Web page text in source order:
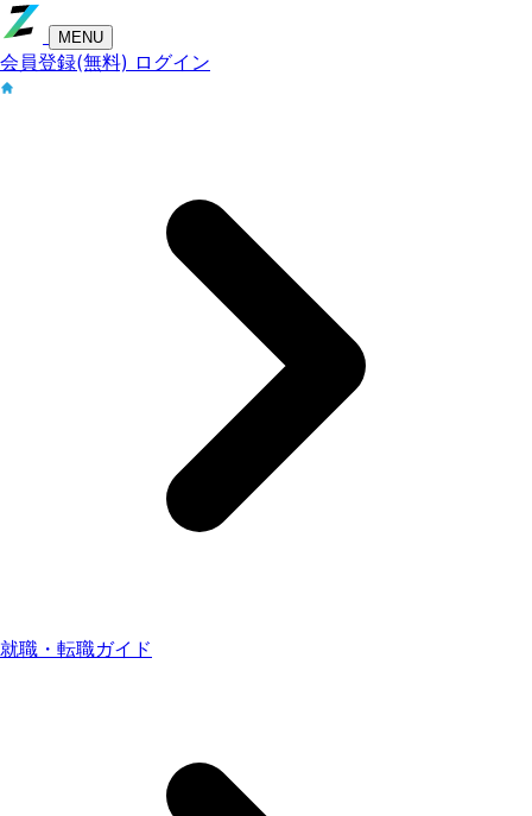
MENU
会員登録(無料) ログイン
就職・転職ガイド